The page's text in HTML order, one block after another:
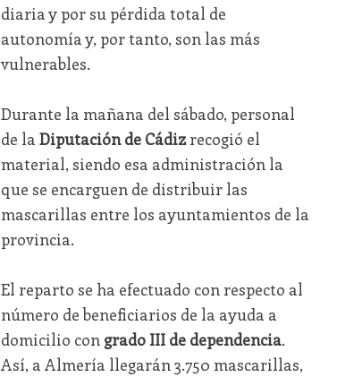
diaria y por su pérdida total de
autonomía y, por tanto, son las más
vulnerables.
Durante la mañana del sábado, personal
de la Diputación de Cádizrecogió el
material, siendo esa administración la
que se encarguen de distribuir las
mascarillas entre los ayuntamientos de la
provincia.
El reparto se ha efectuado con respecto al
número de beneficiarios de la ayuda a
domicilio con grado III de dependencia.
Así, a Almería llegarán 3.750 mascarillas,